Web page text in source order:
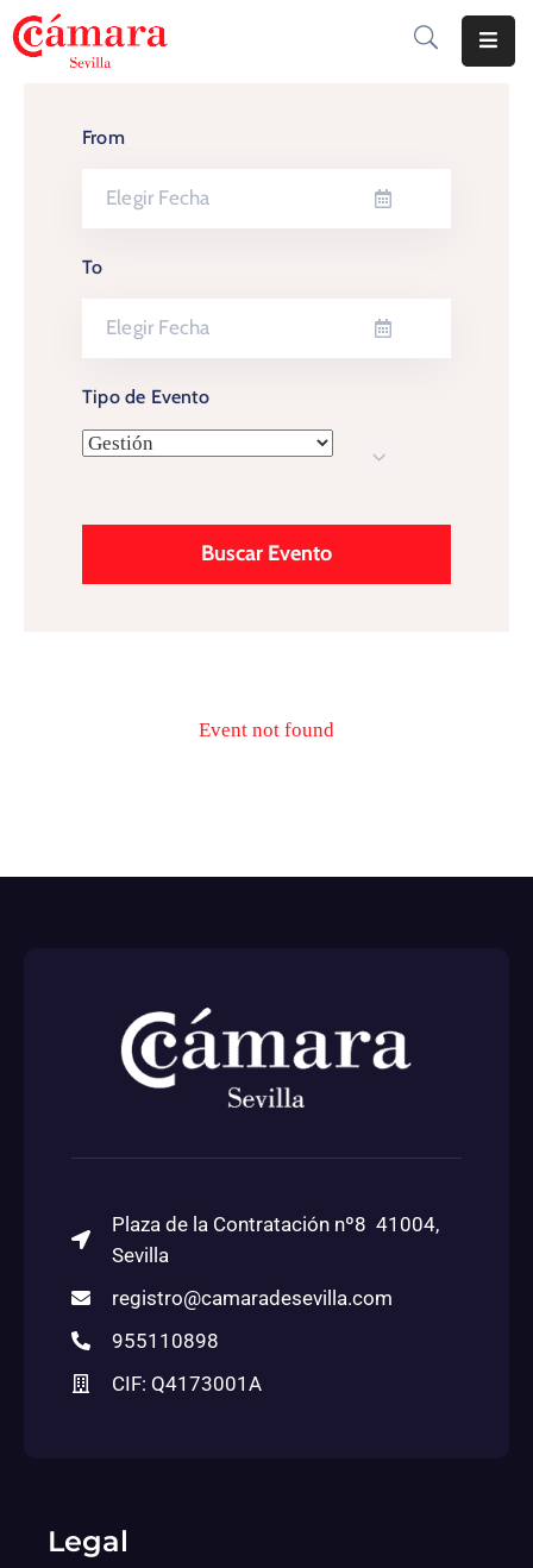
Formación
Jornadas
From
To
Tipo de Evento
Event not found
Plaza de la Contratación nº8 41004,
Sevilla
registro@camaradesevilla.com
955110898
CIF: Q4173001A
Legal